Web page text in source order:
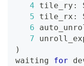
4 tile_ry:
5 tile_rx:
6
7
)
waiting for